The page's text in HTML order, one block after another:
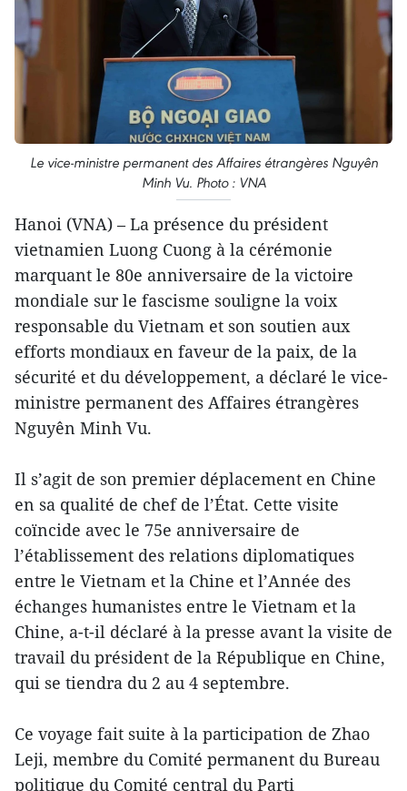
Le vice-ministre permanent des Affaires étrangères Nguyên
Minh Vu. Photo : VNA
Hanoi (VNA) – La présence du président
vietnamien Luong Cuong à la cérémonie
marquant le 80e anniversaire de la victoire
mondiale sur le fascisme souligne la voix
responsable du Vietnam et son soutien aux
efforts mondiaux en faveur de la paix, de la
sécurité et du développement, a déclaré le vice-
ministre permanent des Affaires étrangères
Nguyên Minh Vu.
Il s’agit de son premier déplacement en Chine
en sa qualité de chef de l’État. Cette visite
coïncide avec le 75e anniversaire de
l’établissement des relations diplomatiques
entre le Vietnam et la Chine et l’Année des
échanges humanistes entre le Vietnam et la
Chine, a-t-il déclaré à la presse avant la visite de
travail du président de la République en Chine,
qui se tiendra du 2 au 4 septembre.
Ce voyage fait suite à la participation de Zhao
Leji, membre du Comité permanent du Bureau
politique du Comité central du Parti